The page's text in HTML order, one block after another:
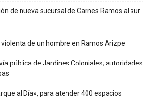
de nueva sucursal de Carnes Ramos al sur
de un hombre en Ramos Arizpe
pública de Jardines Coloniales; autoridades
al Día», para atender 400 espacios